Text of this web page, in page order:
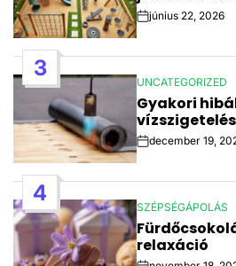
Post
Date
június 22, 2026
3
POSTED
IN
UNCATEGORIZED
Gyakori
Post
Date
december 19,
4
POSTED
IN
SZÉPSÉGÁPOLÁS
relaxáció